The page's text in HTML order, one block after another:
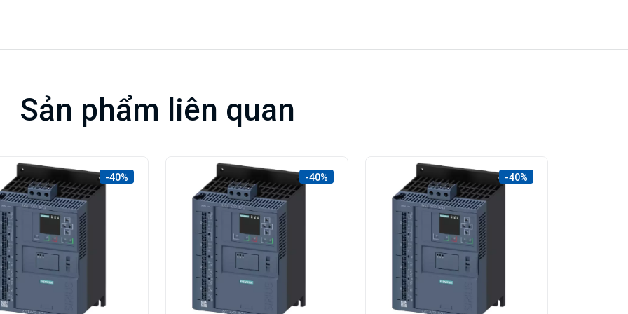
Sản phẩm liên quan
-40% -40% -40%